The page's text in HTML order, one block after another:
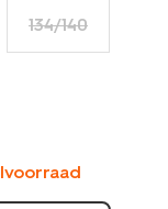
134/140